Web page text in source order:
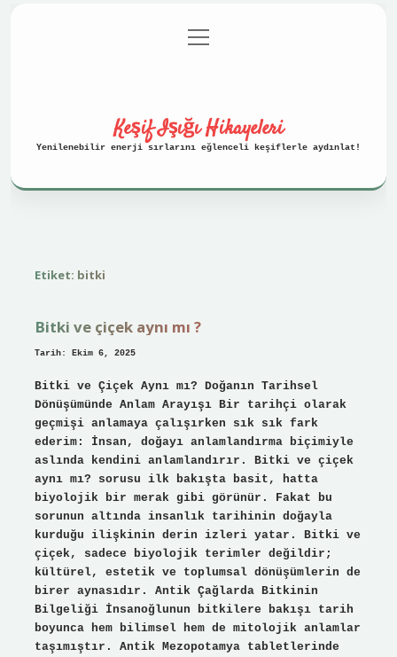
Gizlilik Politikası
menüyü
aç
Keşif Işığı Hikayeleri
Yenilenebilir enerji sırlarını eğlenceli keşiflerle aydınlat!
Etiket: bitki
Bitki ve çiçek aynı mı ?
Tarih: Ekim 6, 2025
Bitki ve Çiçek Aynı mı? Doğanın Tarihsel
Dönüşümünde Anlam Arayışı Bir tarihçi olarak
geçmişi anlamaya çalışırken sık sık fark
ederim: İnsan, doğayı anlamlandırma biçimiyle
aslında kendini anlamlandırır. Bitki ve çiçek
aynı mı? sorusu ilk bakışta basit, hatta
biyolojik bir merak gibi görünür. Fakat bu
sorunun altında insanlık tarihinin doğayla
kurduğu ilişkinin derin izleri yatar. Bitki ve
çiçek, sadece biyolojik terimler değildir;
kültürel, estetik ve toplumsal dönüşümlerin de
birer aynasıdır. Antik Çağlarda Bitkinin
Bilgeliği İnsanoğlunun bitkilere bakışı tarih
boyunca hem bilimsel hem de mitolojik anlamlar
taşımıştır. Antik Mezopotamya tabletlerinde